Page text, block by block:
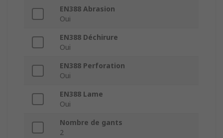
EN388 Abrasion
Oui
EN388 Déchirure
Oui
EN388 Perforation
Oui
EN388 Lame
Oui
Nombre de gants
2